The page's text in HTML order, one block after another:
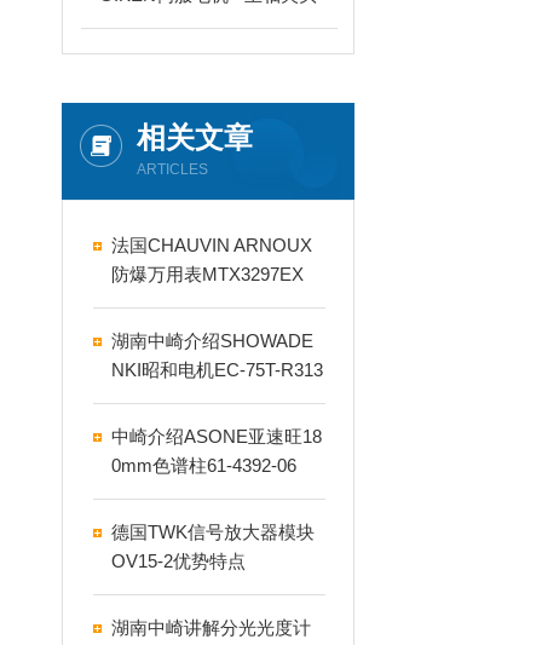
相关文章
ARTICLES
法国CHAUVIN ARNOUX
防爆万用表MTX3297EX
湖南中崎介绍SHOWADE
NKI昭和电机EC-75T-R313
日常生活中的鼓风机
中崎介绍ASONE亚速旺18
0mm色谱柱61-4392-06
德国TWK信号放大器模块
OV15‑2优势特点
湖南中崎讲解分光光度计